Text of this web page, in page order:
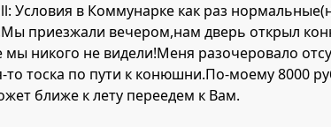
Условия в Коммунарке как раз
приезжали вечером,нам дверь открыл
никого не видели!Меня разочеровало
то тоска по пути к конюшни.По-моему 8000
ближе к лету переедем к Вам.